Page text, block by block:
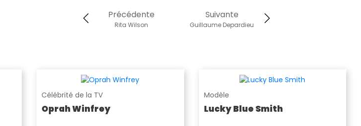
Suivante
Guillaume Depardieu
Précédente
Rita Wilson
Célébrité de la TV
Oprah Winfrey
Modèle
Lucky Blue Smith